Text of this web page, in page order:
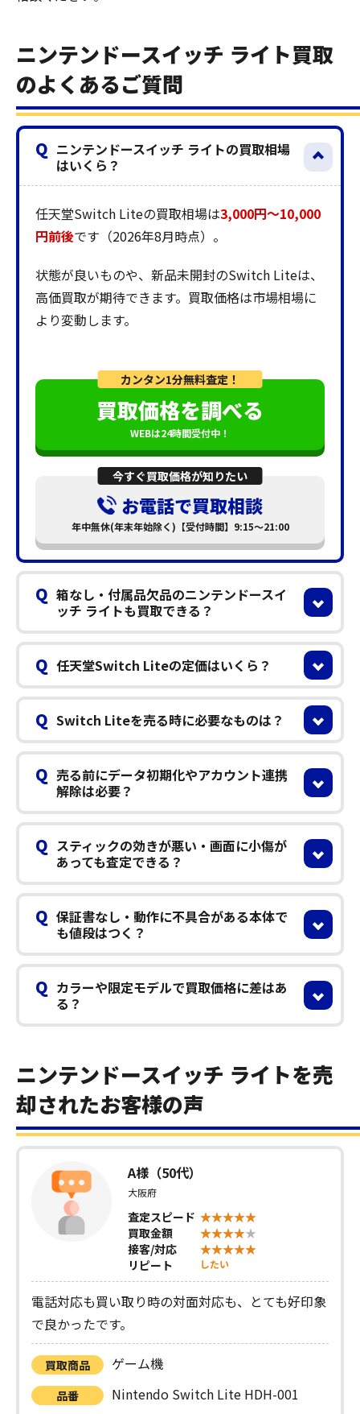
ニンテンドースイッチ ライト買取
のよくあるご質問
Q ニンテンドースイッチ ライトの買取相場
はいくら？
任天堂Switch Liteの買取相場は3,000円〜10,000
円前後です（2026年8月時点）。
状態が良いものや、新品未開封のSwitch Liteは、
高価買取が期待できます。買取価格は市場相場に
より変動します。
カンタン1分無料査定！
買取価格を調べる
WEBは24時間受付中！
今すぐ買取価格が知りたい
お電話で買取相談
年中無休(年末年始除く)【受付時間】9:15～21:00
Q 箱なし・付属品欠品のニンテンドースイ
ッチ ライトも買取できる？
Q 任天堂Switch Liteの定価はいくら？
Q Switch Liteを売る時に必要なものは？
Q 売る前にデータ初期化やアカウント連携
解除は必要？
Q スティックの効きが悪い・画面に小傷が
あっても査定できる？
Q 保証書なし・動作に不具合がある本体で
も値段はつく？
Q カラーや限定モデルで買取価格に差はあ
る？
ニンテンドースイッチ ライトを売
却されたお客様の声
A様（50代）
大阪府
査定スピード
買取金額
接客/対応
リピート
したい
電話対応も買い取り時の対面対応も、とても好印象
で良かったです。
買取商品 ゲーム機
品番 Nintendo Switch Lite HDH-001